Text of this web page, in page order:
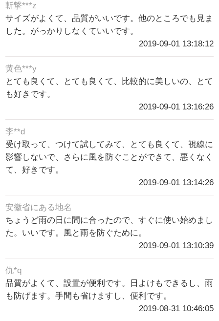
斬撃***z
サイズがよくて、品質がいいです。他のところでも見ま
した。がっかりしなくていいです。
2019-09-01 13:18:12
黄色***y
とても良くて、とても良くて、比較的に美しいの、とて
も好きです。
2019-09-01 13:16:26
李**d
受け取って、つけて試してみて、とても良くて、視線に
影響しないで、さらに風を防ぐことができて、悪くなく
て、好きです。
2019-09-01 13:14:26
安徽省にある地名
ちょうど雨の日に間に合ったので、すぐに使い始めまし
た。いいです。風と雨を防ぐために。
2019-09-01 13:10:39
仇*q
品質がよくて、設置が便利です。日よけもできるし、雨
も防げます。手間も省けますし、便利です。
2019-08-31 10:46:05